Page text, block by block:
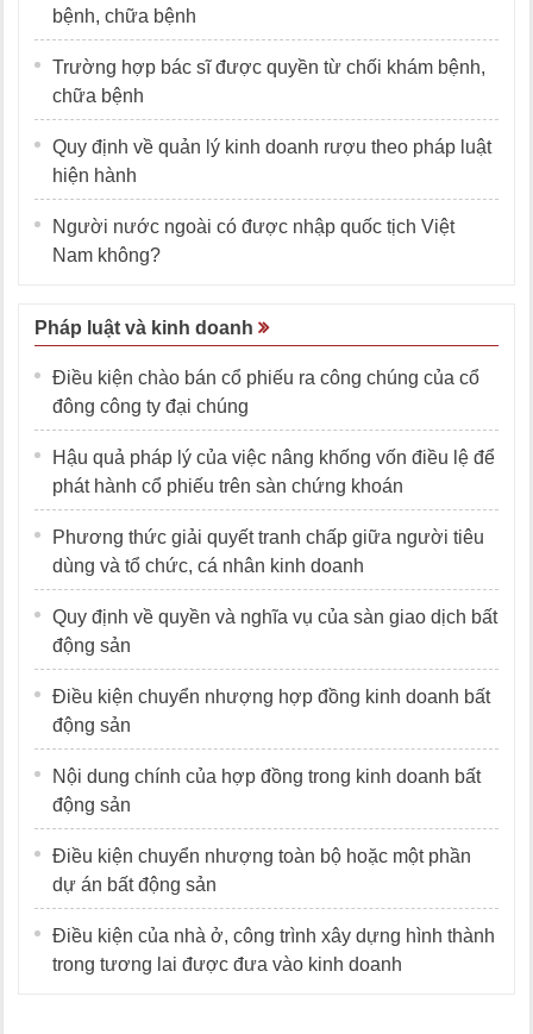
bệnh, chữa bệnh
Trường hợp bác sĩ được quyền từ chối khám bệnh,
chữa bệnh
Quy định về quản lý kinh doanh rượu theo pháp luật
hiện hành
Người nước ngoài có được nhập quốc tịch Việt
Nam không?
Pháp luật và kinh doanh
Điều kiện chào bán cổ phiếu ra công chúng của cổ
đông công ty đại chúng
Hậu quả pháp lý của việc nâng khống vốn điều lệ để
phát hành cổ phiếu trên sàn chứng khoán
Phương thức giải quyết tranh chấp giữa người tiêu
dùng và tổ chức, cá nhân kinh doanh
Quy định về quyền và nghĩa vụ của sàn giao dịch bất
động sản
Điều kiện chuyển nhượng hợp đồng kinh doanh bất
động sản
Nội dung chính của hợp đồng trong kinh doanh bất
động sản
Điều kiện chuyển nhượng toàn bộ hoặc một phần
dự án bất động sản
Điều kiện của nhà ở, công trình xây dựng hình thành
trong tương lai được đưa vào kinh doanh